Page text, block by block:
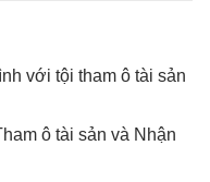
với tội tham ô tài sản
ô tài sản và Nhận